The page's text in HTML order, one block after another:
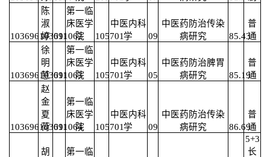
103696103691062
陈
淑
婷 011
第一临
床医学
院
105701
中医内科
学
09
中医药防治传染
病研究
85.43
普
通
103696103691063
徐
明
慧 011
第一临
床医学
院
105701
中医内科
学
05
中医药防治脾胃
病研究
85.19
普
通
103696103691064
赵
金
夏
荷 011
第一临
床医学
院
105701
中医内科
学
09
中医药防治传染
病研究
86.69
普
通
胡
第一临
5+3
长